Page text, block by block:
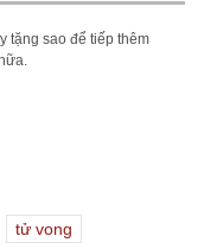
tặng sao để tiếp thêm
tử vong